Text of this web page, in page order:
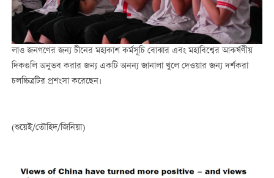
লাও জনগণের জন্য চীনের মহাকাশ কর্মসূচি বোঝার এবং মহাবিশ্বের আকর্ষণীয়
দিকগুলি অনুভব করার জন্য একটি অনন্য জানালা খুলে দেওয়ার জন্য দর্শকরা
চলচ্চিত্রটির প্রশংসা করেছেন।
(শুয়েই/তৌহিদ/জিনিয়া)